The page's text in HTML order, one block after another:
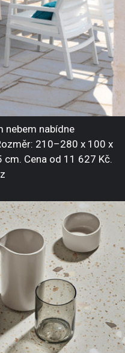
nebem nabídne
210–280 x 100 x
Cena od 11 627 Kč.